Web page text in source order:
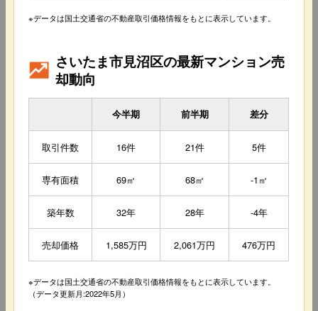
※データは国土交通省の不動産取引価格情報をもとに表示しています。
さいたま市見沼区の最新マンション売
却動向
今半期 前半期 差分
取引件数 16件 21件 5件
専有面積 69㎡ 68㎡ -1㎡
築年数 32年 28年 -4年
売却価格 1,585万円 2,061万円 476万円
※データは国土交通省の不動産取引価格情報をもとに表示しています。
（データ更新月:2022年5月）